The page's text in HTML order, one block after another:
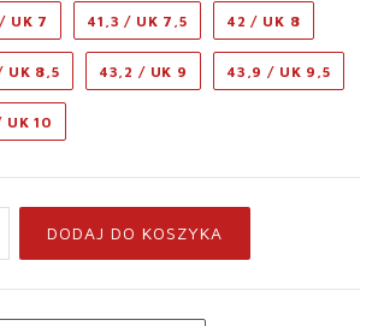
UK 7 41,3 / UK 7,5 42 / UK 8
UK 8,5 43,2 / UK 9 43,9 / UK 9,5
UK 10
DODAJ DO KOSZYKA